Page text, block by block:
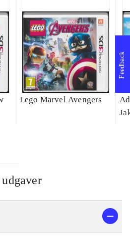
Lego Marvel Avengers
Feedback